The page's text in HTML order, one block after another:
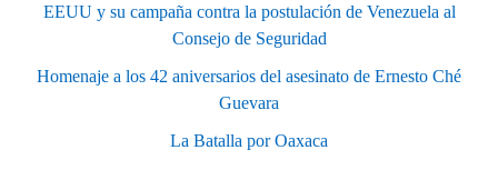
EEUU y su campaña contra la postulación de Venezuela al
Consejo de Seguridad
Homenaje a los 42 aniversarios del asesinato de Ernesto Ché
Guevara
La Batalla por Oaxaca